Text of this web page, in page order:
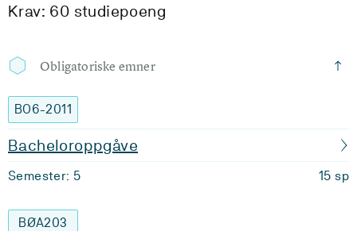
Krav: 60 studiepoeng
Obligatoriske emner
BO6-2011
Bacheloroppgåve
Semester: 5 15 sp
BØA203